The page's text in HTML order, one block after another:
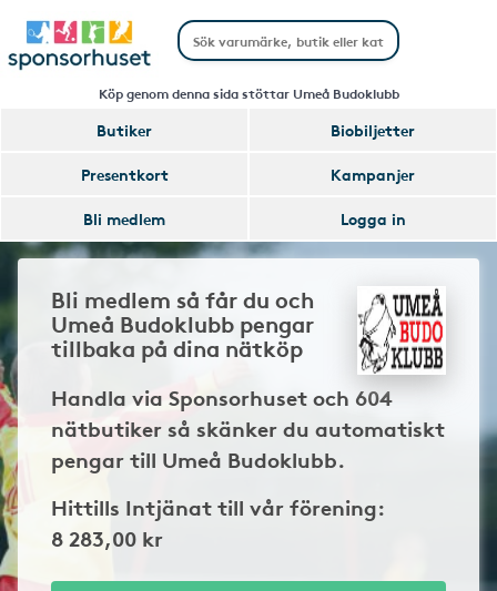
Köp genom denna sida stöttar Umeå Budoklubb
Butiker
Biobiljetter
Presentkort
Kampanjer
Bli medlem
Logga in
Bli medlem så får du och
Umeå Budoklubb pengar
tillbaka på dina nätköp
Handla via Sponsorhuset och 604
nätbutiker så skänker du automatiskt
pengar till Umeå Budoklubb.
Hittills Intjänat till vår förening:
8 283,00 kr